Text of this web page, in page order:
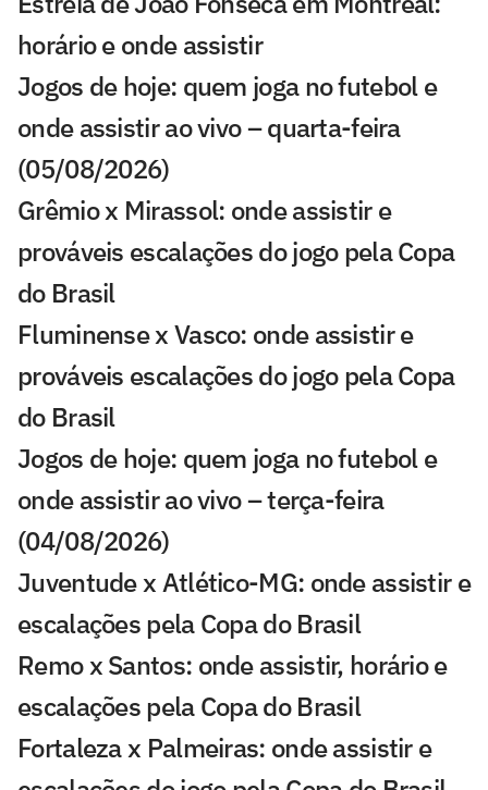
horário e onde assistir
Jogos de hoje: quem joga no futebol e
onde assistir ao vivo – quarta-feira
(05/08/2026)
Grêmio x Mirassol: onde assistir e
prováveis escalações do jogo pela Copa
do Brasil
Fluminense x Vasco: onde assistir e
prováveis escalações do jogo pela Copa
do Brasil
Jogos de hoje: quem joga no futebol e
onde assistir ao vivo – terça-feira
(04/08/2026)
Juventude x Atlético-MG: onde assistir e
escalações pela Copa do Brasil
Remo x Santos: onde assistir, horário e
escalações pela Copa do Brasil
Fortaleza x Palmeiras: onde assistir e